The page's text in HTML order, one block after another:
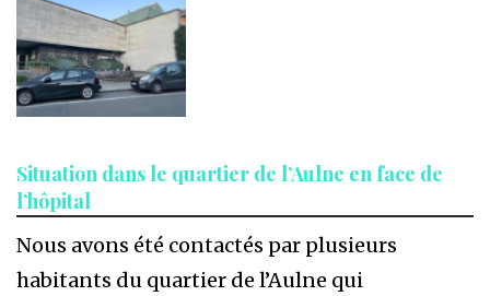
Situation dans le quartier de l’Aulne en face de
l’hôpital
Nous avons été contactés par plusieurs
habitants du quartier de l’Aulne qui